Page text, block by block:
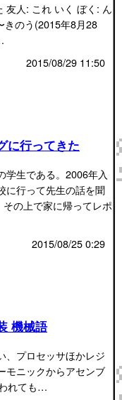
友人: これ いく ぼく: ん
きのう(2015年8月28
2015/08/29 11:50
に行ってきた
学生である。2006年入
に行って先生の話を聞
の上で家に帰ってレポ
2015/08/25 0:29
機械語
、プロセッサほかレジ
モニックからアセンブ
れても…